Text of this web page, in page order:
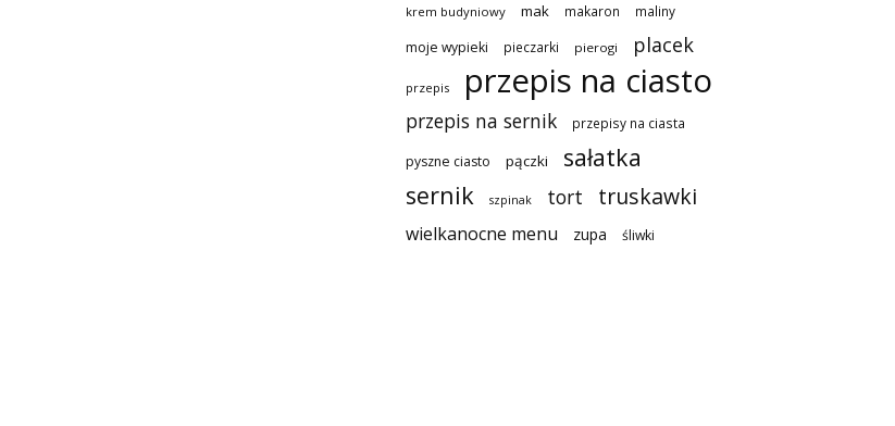
krem budyniowy mak makaron maliny
moje wypieki pieczarki pierogi placek
przepis przepis na ciasto
przepis na sernik przepisy na ciasta
pyszne ciasto pączki
sałatka
sernik
szpinak tort truskawki
wielkanocne menu zupa śliwki